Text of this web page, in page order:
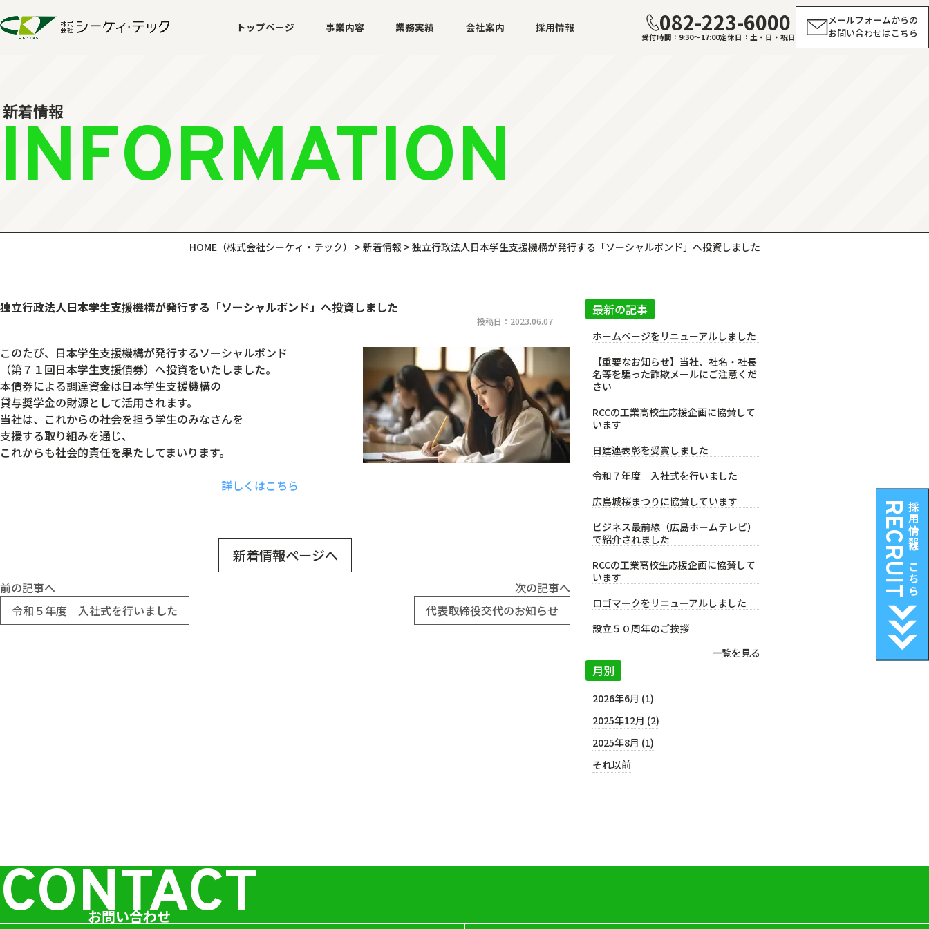
トップページ 事業内容 業務実績 会社案内 採用情報 082-223-6000
受付時間 9:30～17:00定休日 土・日・祝日
メールフォームからの
お問い合わせはこちら
新着情報
INFORMATION
HOME （株式会社シーケィ・テック） > 新着情報 > 独立行政法人日本学生支援機構が発行する「ソーシャルボンド」へ投資しました
独立行政法人日本学生支援機構が発行する「ソーシャルボンド」へ投資しました
投稿日：2023.06.07
このたび、日本学生支援機構が発行するソーシャルボンド
（第７１回日本学生支援債券）へ投資をいたしました。
本債券による調達資金は日本学生支援機構の
貸与奨学金の財源として活用されます。
当社は、これからの社会を担う学生のみなさんを
支援する取り組みを通じ、
これからも社会的責任を果たしてまいります。
詳しくはこちら
新着情報ページへ
前の記事へ
令和５年度 入社式を行いました
次の記事へ
代表取締役交代のお知らせ
最新の記事
ホームページをリニューアルしました
【重要なお知らせ】当社、社名・社長
名等を騙った詐欺メールにご注意くだ
さい
RCCの工業高校生応援企画に協賛して
います
日建連表彰を受賞しました
令和７年度 入社式を行いました
広島城桜まつりに協賛しています
ビジネス最前線（広島ホームテレビ）
で紹介されました
RCCの工業高校生応援企画に協賛して
います
ロゴマークをリニューアルしました
設立５０周年のご挨拶
一覧を見る
月別
2026年6月 (1)
2025年12月 (2)
2025年8月 (1)
それ以前
CONTACT
お問い合わせ
採用情報はこちら
RECRUIT